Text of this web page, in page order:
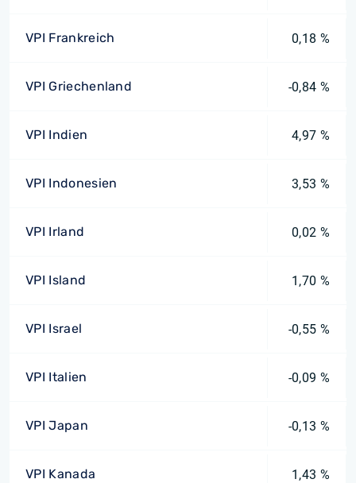
VPI Frankreich 0,18 %
VPI Griechenland -0,84 %
VPI Indien 4,97 %
VPI Indonesien 3,53 %
VPI Irland 0,02 %
VPI Island 1,70 %
VPI Israel -0,55 %
VPI Italien -0,09 %
VPI Japan -0,13 %
VPI Kanada 1,43 %